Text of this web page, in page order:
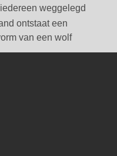
weggelegd
ontstaat een
van een wolf